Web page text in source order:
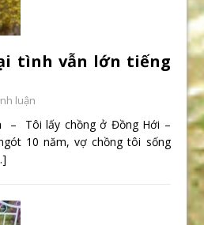
tình vẫn lớn tiếng
luận
– Tôi lấy chồng ở Đồng Hới –
10 năm, vợ chồng tôi sống